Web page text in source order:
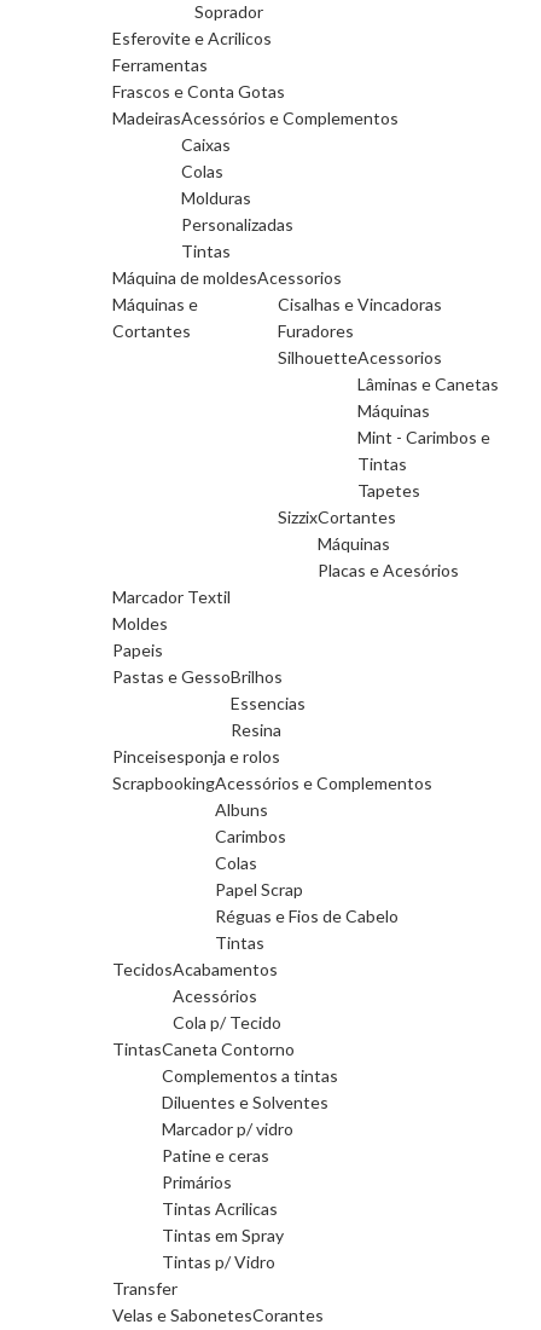
Soprador
Esferovite e Acrilicos
Ferramentas
Frascos e Conta Gotas
MadeirasAcessórios e Complementos
Caixas
Colas
Molduras
Personalizadas
Tintas
Máquina de moldesAcessorios
Máquinas e
Cortantes
Cisalhas e Vincadoras
Furadores
SilhouetteAcessorios
Lâminas e Canetas
Máquinas
Mint - Carimbos e
Tintas
Tapetes
SizzixCortantes
Máquinas
Placas e Acesórios
Marcador Textil
Moldes
Papeis
Pastas e GessoBrilhos
Essencias
Resina
Pinceisesponja e rolos
ScrapbookingAcessórios e Complementos
Albuns
Carimbos
Colas
Papel Scrap
Réguas e Fios de Cabelo
Tintas
TecidosAcabamentos
Acessórios
Cola p/ Tecido
TintasCaneta Contorno
Complementos a tintas
Diluentes e Solventes
Marcador p/ vidro
Patine e ceras
Primários
Tintas Acrilicas
Tintas em Spray
Tintas p/ Vidro
Transfer
Velas e SabonetesCorantes